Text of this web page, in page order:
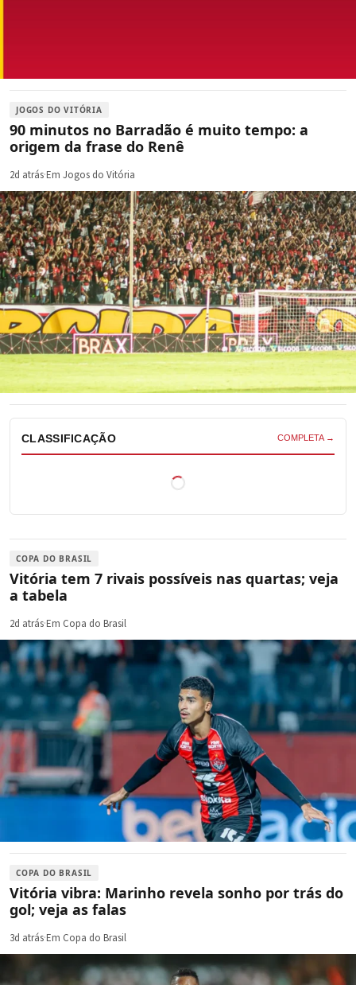
JOGOS DO VITÓRIA
90 minutos no Barradão é muito tempo: a
origem da frase do Renê
2d atrás·Em Jogos do Vitória
CLASSIFICAÇÃO COMPLETA →
COPA DO BRASIL
Vitória tem 7 rivais possíveis nas quartas; veja
a tabela
2d atrás·Em Copa do Brasil
COPA DO BRASIL
Vitória vibra: Marinho revela sonho por trás do
gol; veja as falas
3d atrás·Em Copa do Brasil